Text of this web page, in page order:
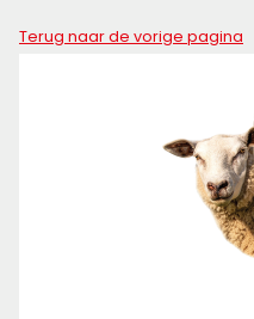
Terug naar de vorige pagina